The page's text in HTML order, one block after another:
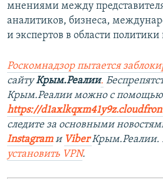
мнениями между
аналитиков, бизнеса,
и экспертов в области
Роскомнадзор пытается
сайтуКрым.Реалии.
Крым.Реалии можно с помощью
https://
следите за основными
Instagram и ViberКрым.Реалии.
установить VPN.